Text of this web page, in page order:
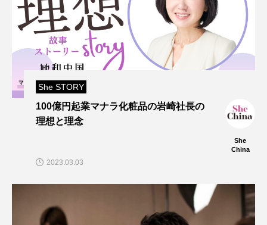
She STORY
100億円起業マナラ化粧品の岩崎社長の
理想と理念
She
China
2023.03.03